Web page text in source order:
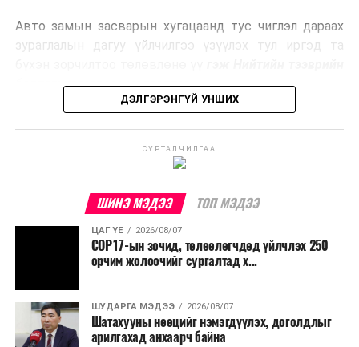
Ийнхүү лаг хатаах, шатаах технологийг лагийн
улсад өргөн ашиглаж байна.
Авто замын засварын хугацаанд тус чиглэл дараах
зураглалын дагуу үйлчилгээ үзүүлэх тул иргэд та
бодлогын газраас мэдээллээ.
ДЭЛГЭРЭНГҮЙ УНШИХ
СУРТАЛЧИЛГАА
ШИНЭ МЭДЭЭ ТОП МЭДЭЭ
ЦАГ ҮЕ 2026/08/07
COP17-ын зочид, төлөөлөгчдөд үйлчлэх 250
орчим жолоочийг сургалтад х...
ШУДАРГА МЭДЭЭ 2026/08/07
Шатахууны нөөцийг нэмэгдүүлэх, доголдлыг
арилгахад анхаарч байна